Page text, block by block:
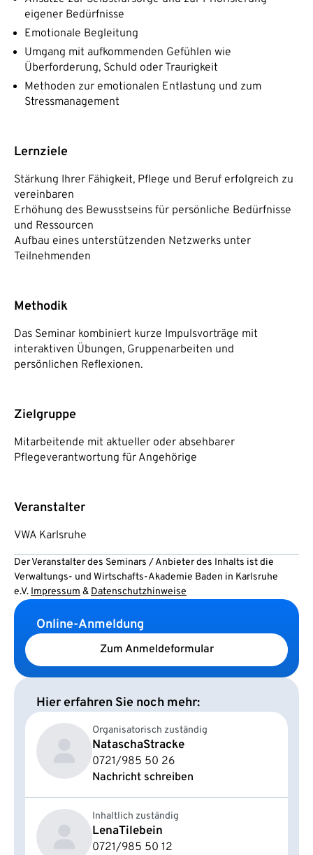
eigener Bedürfnisse
Emotionale Begleitung
Umgang mit aufkommenden Gefühlen wie
Überforderung, Schuld oder Traurigkeit
Methoden zur emotionalen Entlastung und zum
Stressmanagement
Lernziele
Stärkung Ihrer Fähigkeit, Pflege und Beruf erfolgreich zu
vereinbaren
Erhöhung des Bewusstseins für persönliche Bedürfnisse
und Ressourcen
Aufbau eines unterstützenden Netzwerks unter
Teilnehmenden
Methodik
Das Seminar kombiniert kurze Impulsvorträge mit
interaktiven Übungen, Gruppenarbeiten und
persönlichen Reflexionen.
Zielgruppe
Mitarbeitende mit aktueller oder absehbarer
Pflegeverantwortung für Angehörige
Veranstalter
VWA Karlsruhe
Der Veranstalter des Seminars / Anbieter des Inhalts ist die
Verwaltungs- und Wirtschafts-Akademie Baden in Karlsruhe
e.V. Impressum & Datenschutzhinweise
Online-Anmeldung
Zum Anmeldeformular
Hier erfahren Sie noch mehr:
Organisatorisch zuständig
NataschaStracke
0721/985 50 26
Nachricht schreiben
Inhaltlich zuständig
LenaTilebein
0721/985 50 12